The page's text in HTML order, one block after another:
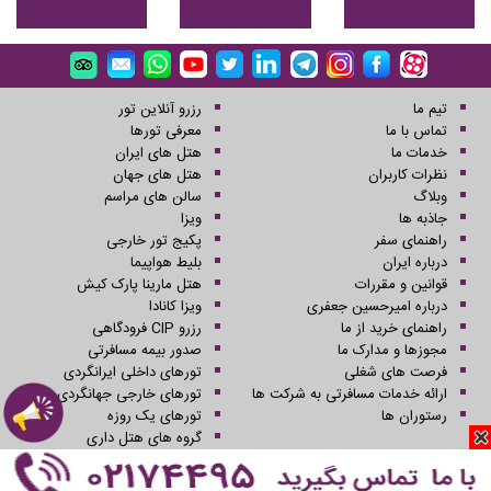
تیم ما
تماس با ما
خدمات ما
نظرات کاربران
وبلاگ
جاذبه ها
راهنمای سفر
درباره ایران
قوانین و مقررات
درباره امیرحسین جعفری
راهنمای خرید از ما
مجوزها و مدارک ما
فرصت های شغلی
ارائه خدمات مسافرتی به شرکت ها
رستوران ها
رزرو آنلاین تور
معرفی تورها
هتل های ایران
هتل های جهان
سالن های مراسم
ویزا
پکیج تور خارجی
بلیط هواپیما
هتل مارینا پارک کیش
ویزا کانادا
رزرو CIP فرودگاهی
صدور بیمه مسافرتی
تورهای داخلی ایرانگردی
تورهای خارجی جهانگردی
تورهای یک روزه
گروه های هتل داری
کلیه حقوق این سایت محفوظ و متعلق به شرکت سفرهای علاءالدین می باشد